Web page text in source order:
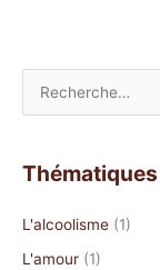
h
e
Thématiques
L'alcoolisme (1)
L'amour (1)